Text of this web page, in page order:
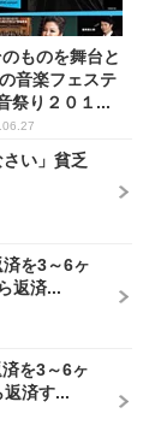
ものを舞台と
音楽フェステ
祭り２０１...
い」貧乏
を3～6ヶ
返済...
を3～6ヶ
返済す...